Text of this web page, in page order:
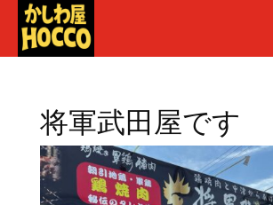
将軍武田屋です